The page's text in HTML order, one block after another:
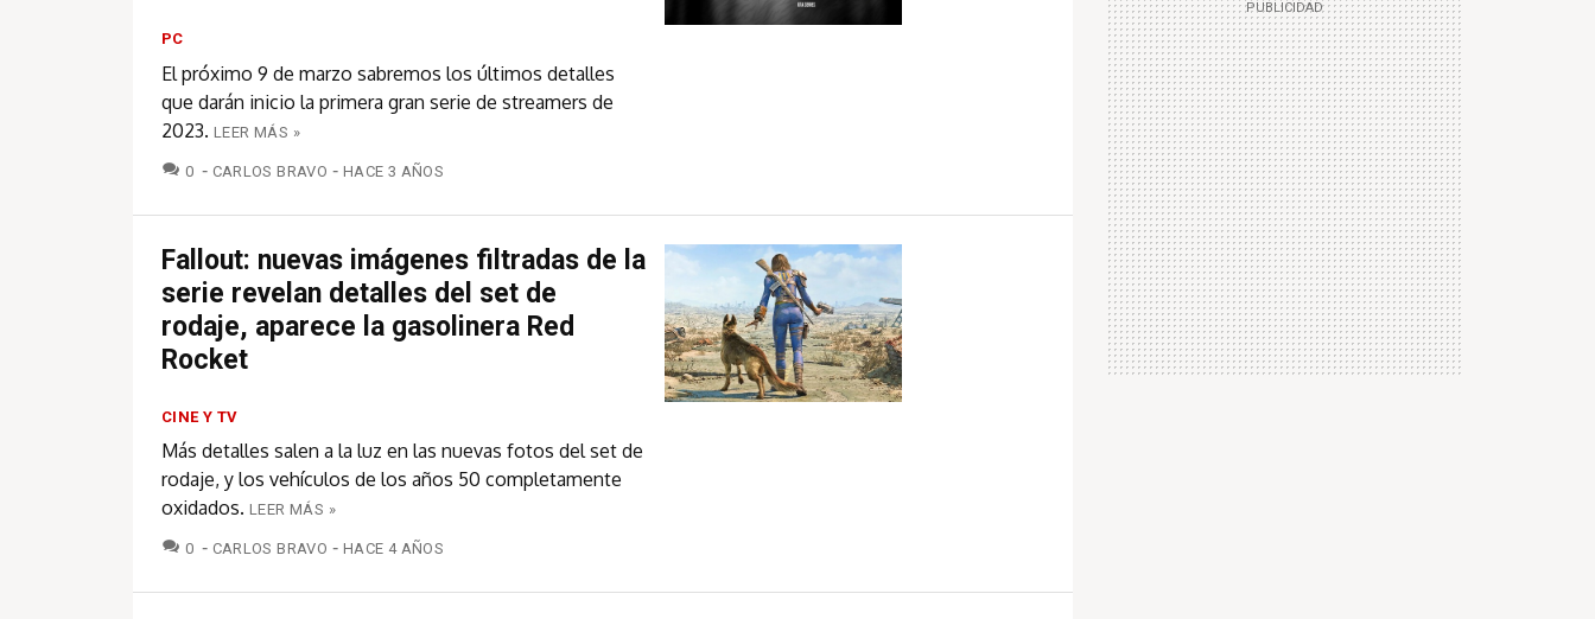
PC
El próximo 9 de marzo sabremos los últimos detalles
que darán inicio la primera gran serie de streamers de
2023. LEER MÁS »
0 COMENTARIOS
CARLOS BRAVO HACE 3 AÑOS
Fallout: nuevas imágenes filtradas de la
serie revelan detalles del set de
rodaje, aparece la gasolinera Red
Rocket
CINE Y TV
Más detalles salen a la luz en las nuevas fotos del set de
rodaje, y los vehículos de los años 50 completamente
oxidados. LEER MÁS »
0 COMENTARIOS
CARLOS BRAVO HACE 4 AÑOS